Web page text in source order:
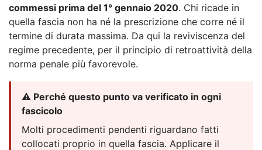
commessi prima del 1° gennaio 2020. Chi ricade in
quella fascia non ha né la prescrizione che corre né il
termine di durata massima. Da qui la reviviscenza del
regime precedente, per il principio di retroattività della
norma penale più favorevole.
⚠️ Perché questo punto va verificato in ogni
fascicolo
Molti procedimenti pendenti riguardano fatti
collocati proprio in quella fascia. Applicare il